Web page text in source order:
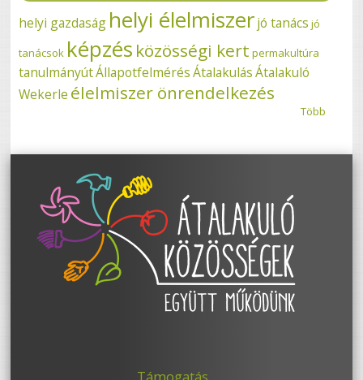
helyi gazdaság helyi élelmiszerjó tanács jó
tanácsok képzés közösségi kert permakultúra
tanulmányútÁllapotfelmérés Átalakulás Átalakuló
Wekerle élelmiszer önrendelkezés
Több